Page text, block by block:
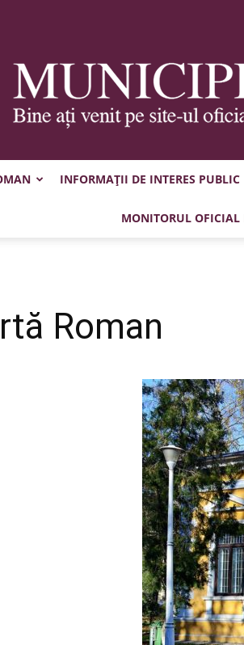
INFORMAȚII DE INTERES PUBLIC
MONITORUL OFICIAL
Roman